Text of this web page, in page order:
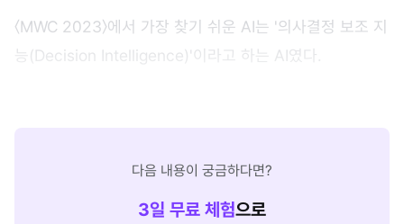
〈MWC 2023〉에서 가장 찾기 쉬운 AI는 '의사결정 보조 지
능(Decision Intelligence)'이라고 하는 AI였다.
다음 내용이 궁금하다면?
3일 무료 체험으로